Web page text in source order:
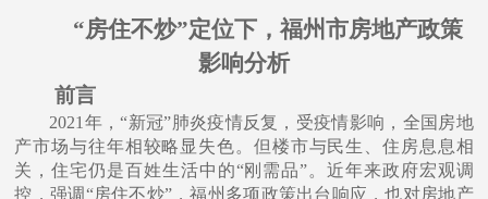
“房住不炒”定位下，福州市房地产政策
影响分析
前⾔
2021年，“新冠”肺炎疫情反复，受疫情影响，全国房地
产市场与往年相较略显失色。但楼市与民生、住房息息相
关，住宅仍是百姓生活中的“刚需品”。近年来政府宏观调
控，强调“房住不炒”，福州多项政策出台响应，也对房地产